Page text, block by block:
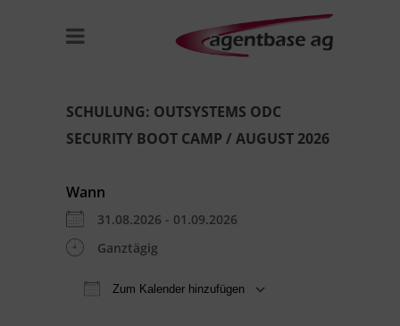
SCHULUNG: OUTSYSTEMS ODC
SECURITY BOOT CAMP / AUGUST 2026
Wann
31.08.2026 - 01.09.2026
Ganztägig
Zum Kalender hinzufügen